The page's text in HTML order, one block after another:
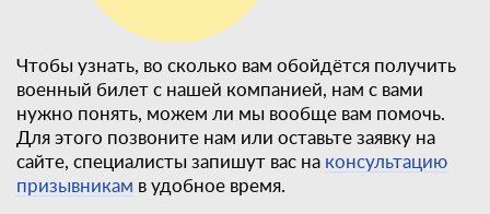
Чтобы узнать, во сколько вам обойдётся получить
военный билет с нашей компанией, нам с вами
нужно понять, можем ли мы вообще вам помочь.
Для этого позвоните нам или оставьте заявку на
сайте, специалисты запишут вас на консультацию
призывникам в удобное время.